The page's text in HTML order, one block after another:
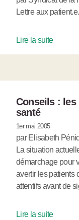
Lettre aux
Lire la suite
Conseils : les
santé
1er mai 2005
par Elisabeth
La situation
démarchage pour
avertir les patients
attentifs avant de
Lire la suite